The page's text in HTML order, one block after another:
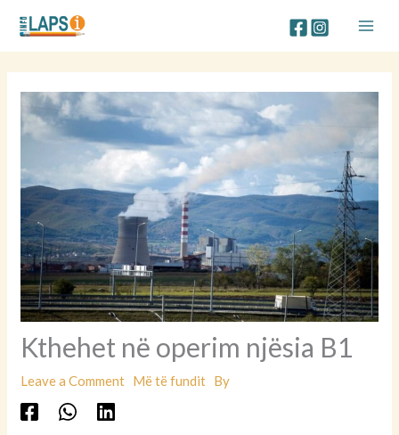
content
Kthehet në operim njësia B1
Leave a Comment Më të fundit By